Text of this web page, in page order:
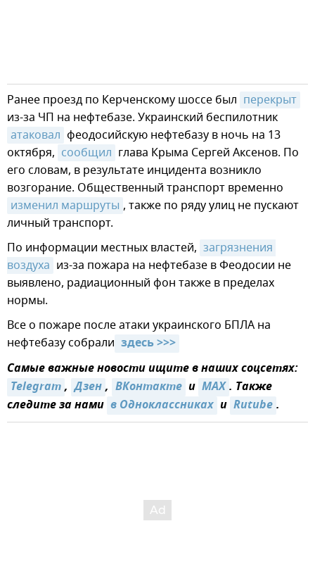
Ранее проезд по Керченскому шоссе был перекрыт
из-за ЧП на нефтебазе. Украинский беспилотник
атаковал феодосийскую нефтебазу в ночь на 13
октября, сообщил глава Крыма Сергей Аксенов. По
его словам, в результате инцидента возникло
возгорание. Общественный транспорт временно
изменил маршруты , также по ряду улиц не пускают
личный транспорт.
По информации местных властей, загрязнения
воздуха из-за пожара на нефтебазе в Феодосии не
выявлено, радиационный фон также в пределах
нормы.
Все о пожаре после атаки украинского БПЛА на
нефтебазу собрали здесь >>>
Самые важные новости ищите в наших соцсетях:
Telegram, Дзен, ВКонтакте и MAX. Также
следите за нами в Одноклассниках и Rutube.